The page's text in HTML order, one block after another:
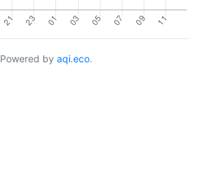
Powered by aqi.eco.